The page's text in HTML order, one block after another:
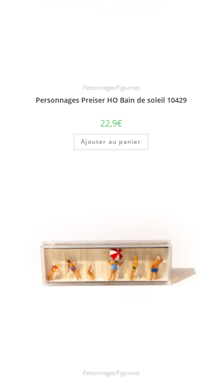
Personnages/Figurines
Personnages Preiser HO Bain de soleil 10429
22,9€
Ajouter au panier
Personnages/Figurines